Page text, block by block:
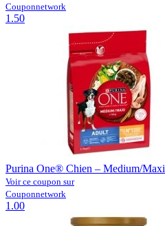
Couponnetwork
1.50
Purina One® Chien – Medium/Maxi
Voir ce coupon sur
Couponnetwork
1.00